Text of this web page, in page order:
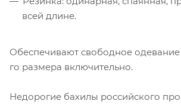
всей длине.
Обеспечивают свободное
го размера включительно.
Недорогие бахилы российского